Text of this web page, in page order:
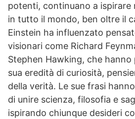
potenti, continuano a ispirare
in tutto il mondo, ben oltre il
Einstein ha influenzato
visionari come Richard
Stephen Hawking, che
sua eredità di curiosità,
della verità. Le sue frasi
di unire scienza, filosofia e
ispirando chiunque desideri